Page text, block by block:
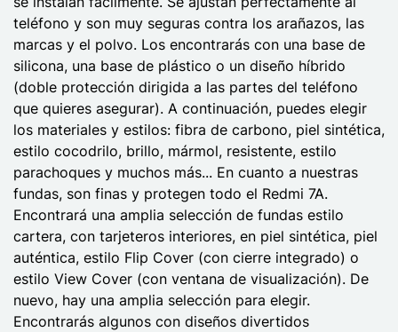
teléfono y son muy seguras contra los arañazos, las
marcas y el polvo. Los encontrarás con una base de
silicona, una base de plástico o un diseño híbrido
(doble protección dirigida a las partes del teléfono
que quieres asegurar). A continuación, puedes elegir
los materiales y estilos: fibra de carbono, piel sintética,
estilo cocodrilo, brillo, mármol, resistente, estilo
parachoques y muchos más... En cuanto a nuestras
fundas, son finas y protegen todo el Redmi 7A.
Encontrará una amplia selección de fundas estilo
cartera, con tarjeteros interiores, en piel sintética, piel
auténtica, estilo Flip Cover (con cierre integrado) o
estilo View Cover (con ventana de visualización). De
nuevo, hay una amplia selección para elegir.
Encontrarás algunos con diseños divertidos